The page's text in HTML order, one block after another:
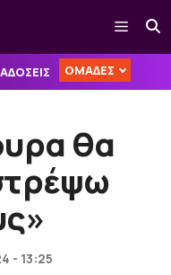
Μενού
ΟΜΑΔΕΣ
θα
- 13:25